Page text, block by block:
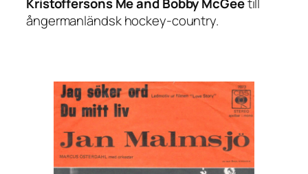
ångermanländsk hockey-country.